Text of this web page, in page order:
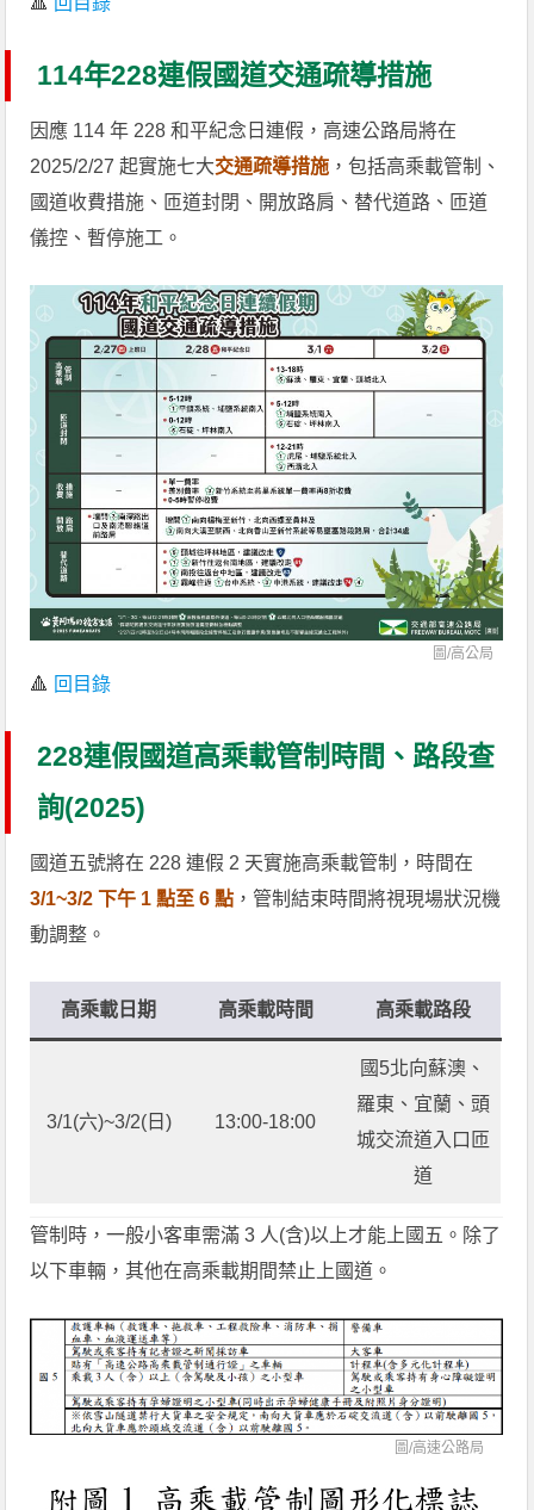
114年228連假國道交通疏導措施
因應 114 年 228 和平紀念日連假，高速公路局將在
2025/2/27 起實施七大交通疏導措施 ，包括高乘載管制、
國道收費措施、匝道封閉、開放路肩、替代道路、匝道
儀控、暫停施工。
圖/高公局
🔺 回目錄
228連假國道高乘載管制時間、路段查
詢(2025)
國道五號將在 228 連假 2 天實施高乘載管制，時間在
3/1~3/2 下午 1 點至 6 點 ，管制結束時間將視現場狀況機
動調整。
高乘載日期 高乘載時間 高乘載路段
3/1(六)~3/2(日) 13:00-18:00
國5北向蘇澳、
羅東、宜蘭、頭
城交流道入口匝
道
管制時，一般小客車需滿 3 人(含)以上才能上國五。除了
以下車輛，其他在高乘載期間禁止上國道。
圖/高速公路局